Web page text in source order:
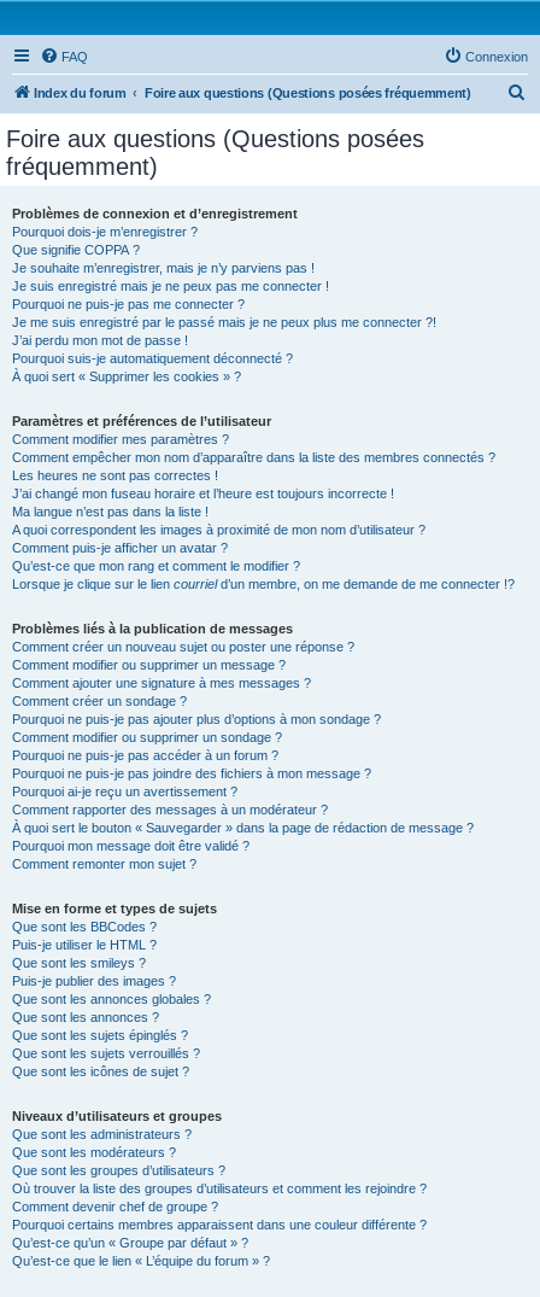
FAQ Connexion
Index du forum Foire aux questions (Questions posées fréquemment)
Foire aux questions (Questions posées
fréquemment)
Problèmes de connexion et d’enregistrement
Pourquoi dois-je m’enregistrer ?
Que signifie COPPA ?
Je souhaite m’enregistrer, mais je n’y parviens pas !
Je suis enregistré mais je ne peux pas me connecter !
Pourquoi ne puis-je pas me connecter ?
Je me suis enregistré par le passé mais je ne peux plus me connecter ?!
J’ai perdu mon mot de passe !
Pourquoi suis-je automatiquement déconnecté ?
À quoi sert « Supprimer les cookies » ?
Paramètres et préférences de l’utilisateur
Comment modifier mes paramètres ?
Comment empêcher mon nom d’apparaître dans la liste des membres connectés ?
Les heures ne sont pas correctes !
J’ai changé mon fuseau horaire et l’heure est toujours incorrecte !
Ma langue n’est pas dans la liste !
A quoi correspondent les images à proximité de mon nom d’utilisateur ?
Comment puis-je afficher un avatar ?
Qu’est-ce que mon rang et comment le modifier ?
Lorsque je clique sur le lien courrield’un membre, on me demande de me connecter !?
Problèmes liés à la publication de messages
Comment créer un nouveau sujet ou poster une réponse ?
Comment modifier ou supprimer un message ?
Comment ajouter une signature à mes messages ?
Comment créer un sondage ?
Pourquoi ne puis-je pas ajouter plus d’options à mon sondage ?
Comment modifier ou supprimer un sondage ?
Pourquoi ne puis-je pas accéder à un forum ?
Pourquoi ne puis-je pas joindre des fichiers à mon message ?
Pourquoi ai-je reçu un avertissement ?
Comment rapporter des messages à un modérateur ?
À quoi sert le bouton « Sauvegarder » dans la page de rédaction de message ?
Pourquoi mon message doit être validé ?
Comment remonter mon sujet ?
Mise en forme et types de sujets
Que sont les BBCodes ?
Puis-je utiliser le HTML ?
Que sont les smileys ?
Puis-je publier des images ?
Que sont les annonces globales ?
Que sont les annonces ?
Que sont les sujets épinglés ?
Que sont les sujets verrouillés ?
Que sont les icônes de sujet ?
Niveaux d’utilisateurs et groupes
Que sont les administrateurs ?
Que sont les modérateurs ?
Que sont les groupes d’utilisateurs ?
Où trouver la liste des groupes d’utilisateurs et comment les rejoindre ?
Comment devenir chef de groupe ?
Pourquoi certains membres apparaissent dans une couleur différente ?
Qu’est-ce qu’un « Groupe par défaut » ?
Qu’est-ce que le lien « L’équipe du forum » ?